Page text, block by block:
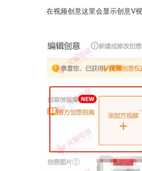
在视频创意这里会显示创意V